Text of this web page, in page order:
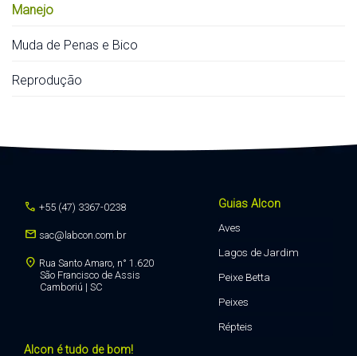
Manejo
Muda de Penas e Bico
Reprodução
call +55 (47) 3367-0238
mail sac@labcon.com.br
location_on Rua Santo Amaro, n° 1.620
São Francisco de Assis
Camboriú | SC
Alcon é tudo de bom!
Guias Alcon
Aves
Lagos de Jardim
Peixe Betta
Peixes
Répteis